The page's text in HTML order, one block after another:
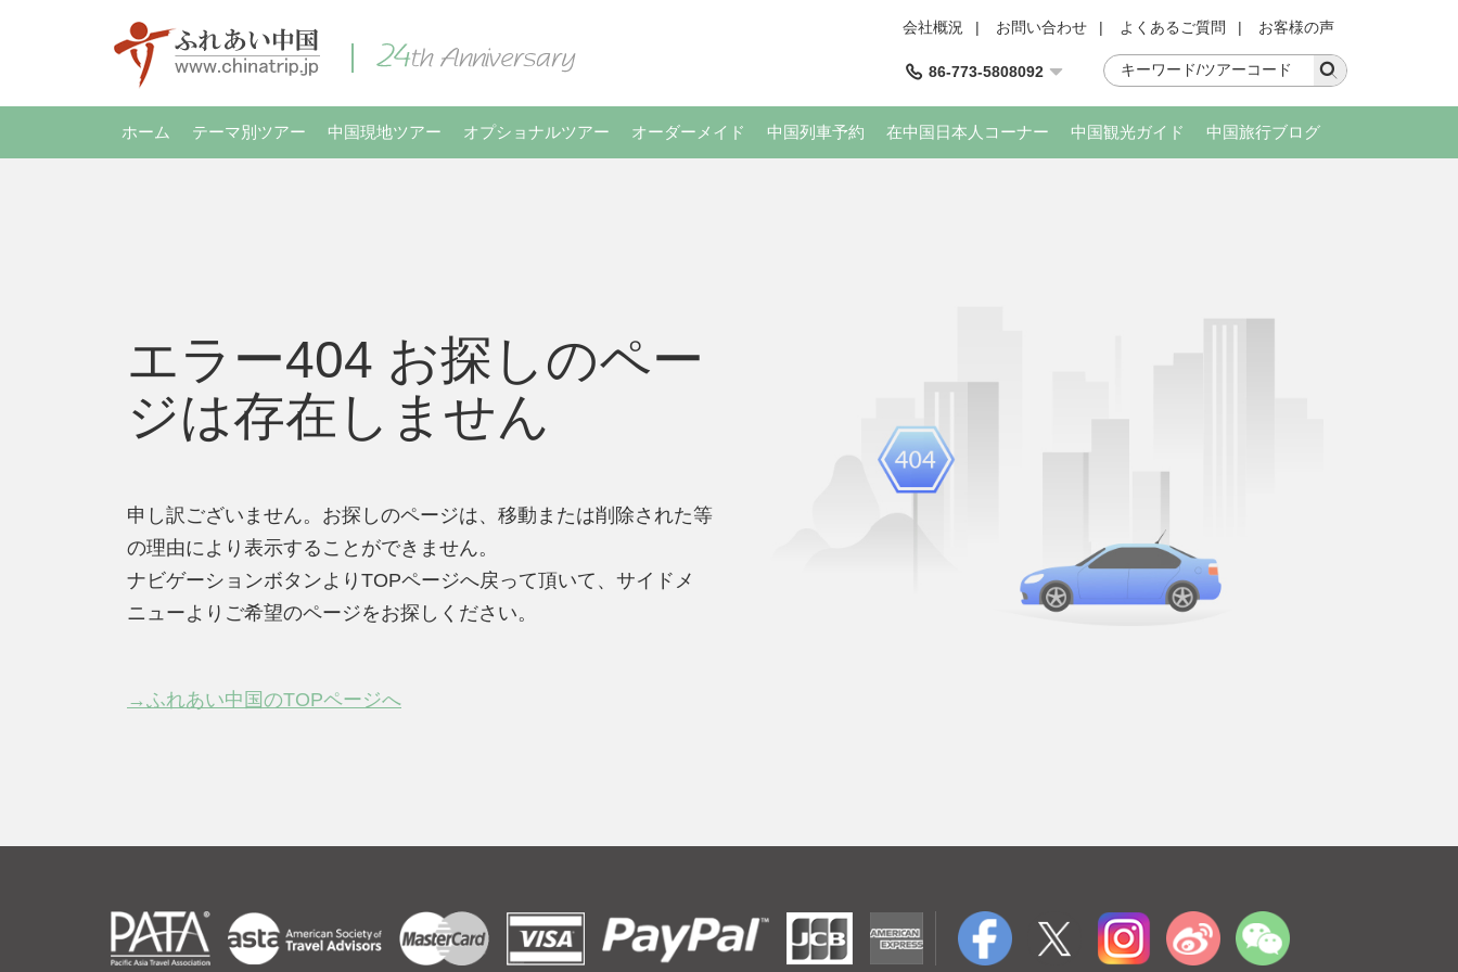
会社概況 | お問い合わせ | よくあるご質問 | お客様の声
86-773-5808092
ホーム テーマ別ツアー 中国現地ツアー オプショナルツアー オーダーメイド 中国列車予約 在中国日本人コーナー 中国観光ガイド 中国旅行ブログ
エラー404 お探しのペー
ジは存在しません
申し訳ございません。お探しのページは、移動または削除された等
の理由により表示することができません。
ナビゲーションボタンよりTOPページへ戻って頂いて、サイドメ
ニューよりご希望のページをお探しください。
→ふれあい中国のTOPページへ